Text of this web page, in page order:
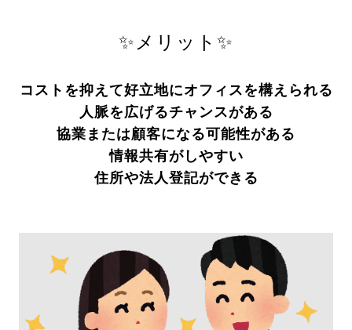
✨メリット✨
コストを抑えて好立地にオフィスを構えられる
人脈を広げるチャンスがある
協業または顧客になる可能性がある
情報共有がしやすい
住所や法人登記ができる